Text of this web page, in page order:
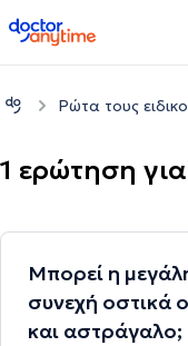
doctoranytime
Ρώτα τους
1 ερώτηση
Μπορεί η
συνεχή οστικά
και αστράγαλο;